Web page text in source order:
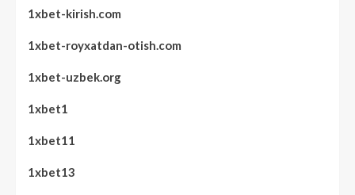
1xbet-kirish.com
1xbet-royxatdan-otish.com
1xbet-uzbek.org
1xbet1
1xbet11
1xbet13